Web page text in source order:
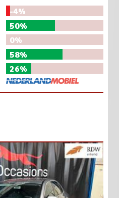
-4%
50%
0%
58%
26%